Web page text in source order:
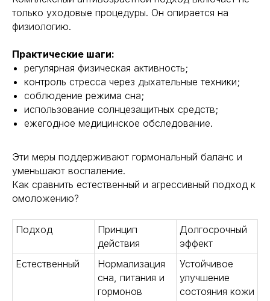
только уходовые процедуры. Он опирается на
физиологию.
Практические шаги:
регулярная физическая активность;
контроль стресса через дыхательные техники;
соблюдение режима сна;
использование солнцезащитных средств;
ежегодное медицинское обследование.
Эти меры поддерживают гормональный баланс и
уменьшают воспаление.
Как сравнить естественный и агрессивный подход к
омоложению?
Подход
Принцип
действия
Долгосрочный
эффект
Естественный
Нормализация
сна, питания и
гормонов
Устойчивое
улучшение
состояния кожи